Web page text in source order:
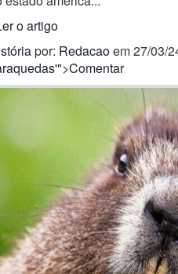
o artigo
por: Redacaoem 27/03/